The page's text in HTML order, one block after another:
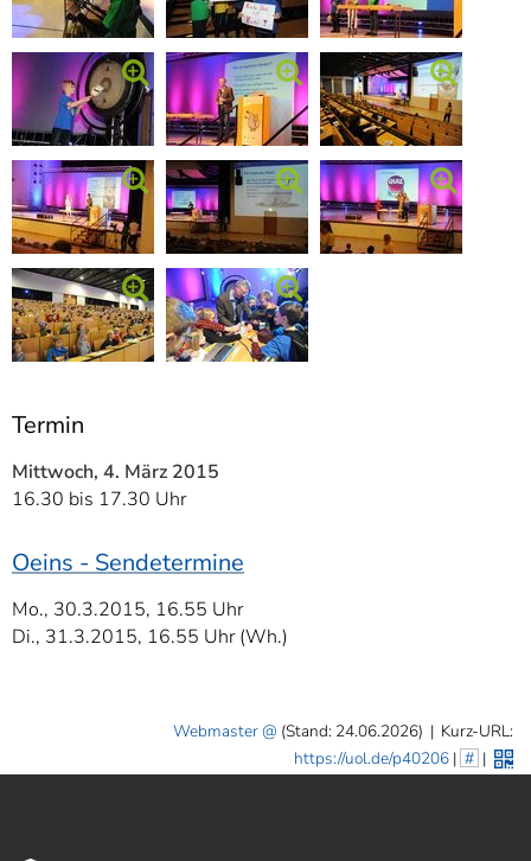
7]
Informationen zur
Barrierefreiheit
Termin
Mittwoch, 4. März 2015
16.30 bis 17.30 Uhr
Oeins - Sendetermine
Mo., 30.3.2015, 16.55 Uhr
Di., 31.3.2015, 16.55 Uhr (Wh.)
Webmaster (Stand: 24.06.2026) | Kurz-URL:
https://uol.de/p40206| # |